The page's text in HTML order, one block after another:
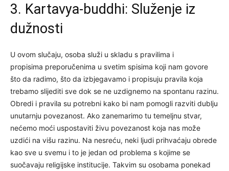
3. Kartavya-buddhi: Služenje iz
dužnosti
U ovom slučaju, osoba služi u skladu s pravilima i
propisima preporučenima u svetim spisima koji nam govore
što da radimo, što da izbjegavamo i propisuju pravila koja
trebamo slijediti sve dok se ne uzdignemo na spontanu razinu.
Obredi i pravila su potrebni kako bi nam pomogli razviti dublju
unutarnju povezanost. Ako zanemarimo tu temeljnu stvar,
nećemo moći uspostaviti živu povezanost koja nas može
uzdići na višu razinu. Na nesreću, neki ljudi prihvaćaju obrede
kao sve u svemu i to je jedan od problema s kojime se
suočavaju religijske institucije. Takvim su osobama ponekad